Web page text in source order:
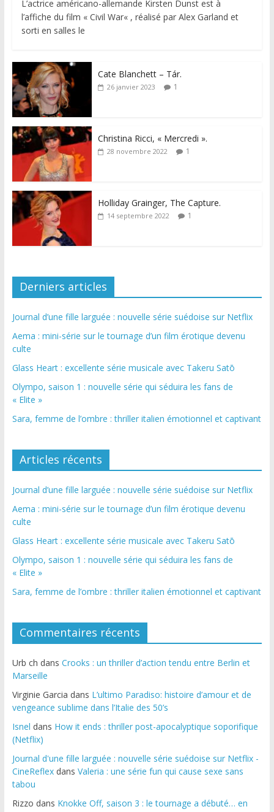
L’actrice américano-allemande Kirsten Dunst est à
l’affiche du film « Civil War« , réalisé par Alex Garland et
sorti en salles le
Cate Blanchett – Tár.
26 janvier 2023 1
Christina Ricci, « Mercredi ».
28 novembre 2022 1
Holliday Grainger, The Capture.
14 septembre 2022 1
Derniers articles
Journal d’une fille larguée : nouvelle série suédoise sur Netflix
Aema : mini-série sur le tournage d’un film érotique devenu
culte
Glass Heart : excellente série musicale avec Takeru Satō
Olympo, saison 1 : nouvelle série qui séduira les fans de
« Elite »
Sara, femme de l’ombre : thriller italien émotionnel et captivant
Articles récents
Journal d’une fille larguée : nouvelle série suédoise sur Netflix
Aema : mini-série sur le tournage d’un film érotique devenu
culte
Glass Heart : excellente série musicale avec Takeru Satō
Olympo, saison 1 : nouvelle série qui séduira les fans de
« Elite »
Sara, femme de l’ombre : thriller italien émotionnel et captivant
Commentaires récents
Urb ch dans Crooks : un thriller d’action tendu entre Berlin et
Marseille
Virginie Garcia dans L’ultimo Paradiso: histoire d’amour et de
vengeance sublime dans l’Italie des 50’s
Isnel dans How it ends : thriller post-apocalyptique soporifique
(Netflix)
Journal d'une fille larguée : nouvelle série suédoise sur Netflix -
CineReflexdans Valeria : une série fun qui cause sexe sans
tabou
Rizzo dans Knokke Off, saison 3 : le tournage a débuté… en